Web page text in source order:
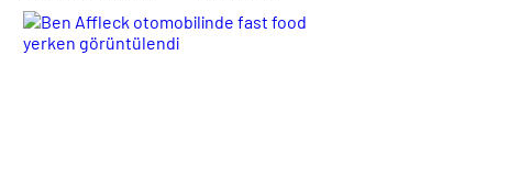
azaltmada etkili
olabilir